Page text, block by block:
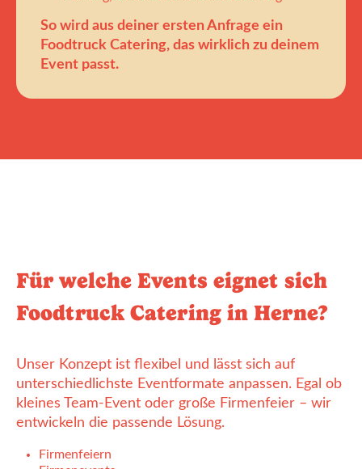
So wird aus deiner ersten Anfrage ein
Foodtruck Catering, das wirklich zu deinem
Event passt.
Für welche Events eignet sich
Foodtruck Catering in Herne?
Unser Konzept ist flexibel und lässt sich auf
unterschiedlichste Eventformate anpassen. Egal ob
kleines Team-Event oder große Firmenfeier – wir
entwickeln die passende Lösung.
Firmenfeiern